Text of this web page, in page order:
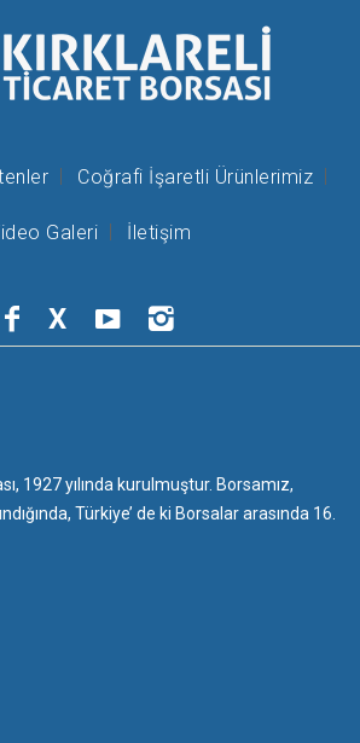
Coğrafi İşaretli Ürünlerimiz
Galeri İletişim
X
1927 yılında kurulmuştur. Borsamız,
Türkiye’ de ki Borsalar arasında 16.